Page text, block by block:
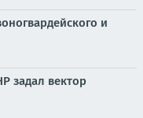
и
задал вектор